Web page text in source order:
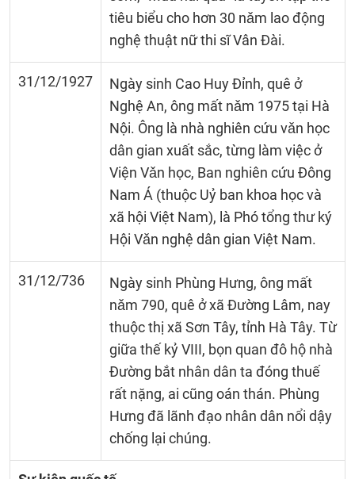
tiêu biểu cho hơn 30 nǎm lao động
nghệ thuật nữ thi sĩ Vân Đài.
31/12/1927
Ngày sinh Cao Huy Đỉnh, quê ở
Nghệ An, ông mất nǎm 1975 tại Hà
Nội. Ông là nhà nghiên cứu vǎn học
dân gian xuất sắc, từng làm việc ở
Viện Vǎn học, Ban nghiên cứu Đông
Nam Á (thuộc Uỷ ban khoa học và
xã hội Việt Nam), là Phó tổng thư ký
Hội Vǎn nghệ dân gian Việt Nam.
31/12/736
Ngày sinh Phùng Hưng, ông mất
nǎm 790, quê ở xã Đường Lâm, nay
thuộc thị xã Sơn Tây, tỉnh Hà Tây. Từ
giữa thế kỷ VIII, bọn quan đô hộ nhà
Đường bắt nhân dân ta đóng thuế
rất nặng, ai cũng oán thán. Phùng
Hưng đã lãnh đạo nhân dân nổi dậy
chống lại chúng.